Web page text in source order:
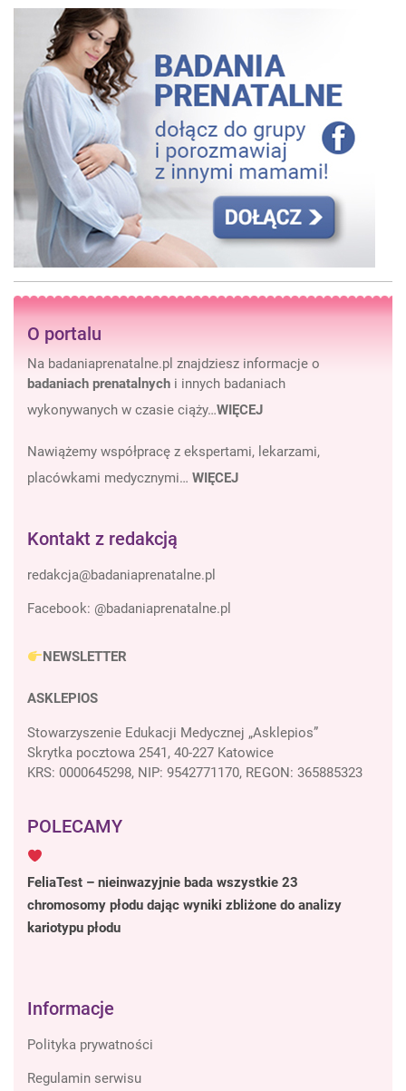
O portalu
Na badaniaprenatalne.pl znajdziesz informacje o
badaniach prenatalnych i innych badaniach
wykonywanych w czasie ciąży…WIĘCEJ
Nawiążemy współpracę z ekspertami, lekarzami,
placówkami medycznymi… WIĘCEJ
Kontakt z redakcją
Facebook: @badaniaprenatalne.pl
NEWSLETTER
ASKLEPIOS
Stowarzyszenie Edukacji Medycznej „Asklepios”
Skrytka pocztowa 2541, 40-227 Katowice
KRS: 0000645298, NIP: 9542771170, REGON: 365885323
POLECAMY
FeliaTest – nieinwazyjnie bada wszystkie 23
chromosomy płodu dając wyniki zbliżone do analizy
kariotypu płodu
Informacje
Polityka prywatności
Regulamin serwisu